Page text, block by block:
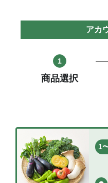
アカ
1
商品選択
1